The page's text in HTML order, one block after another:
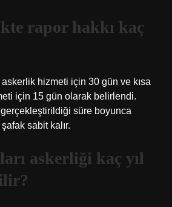
rapor hakkı kaç
hizmeti için 30 gün ve kısa
için 15 gün olarak belirlendi.
süre boyunca
sabit kalır.
askerliği kaç yıl